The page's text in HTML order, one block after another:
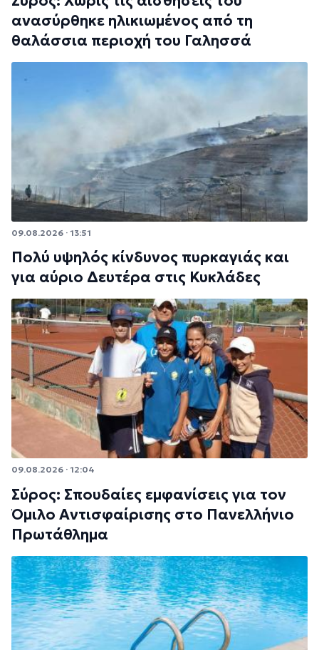
ανασύρθηκε ηλικιωμένος από τη
θαλάσσια περιοχή του Γαλησσά
09.08.2026 · 13:51
Πολύ υψηλός κίνδυνος πυρκαγιάς και
για αύριο Δευτέρα στις Κυκλάδες
09.08.2026 · 12:04
Σύρος: Σπουδαίες εμφανίσεις για τον
Όμιλο Αντισφαίρισης στο Πανελλήνιο
Πρωτάθλημα